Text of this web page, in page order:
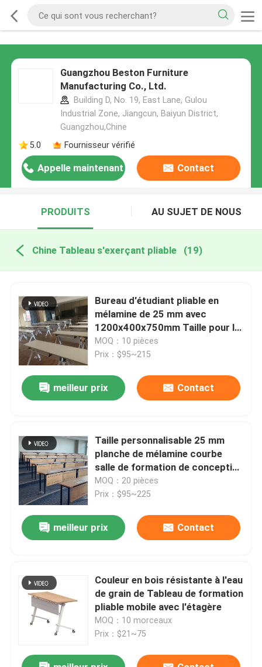
Guangzhou Beston Furniture
Manufacturing Co., Ltd.
Building D, No. 19, East Lane, Gulou
Industrial Zone, Jiangcun, Baiyun District,
Guangzhou,Chine
5.0
Fournisseur vérifié
Appelle maintenant Contact
PRODUITS AU SUJET DE NOUS
Chine Tableau s'exerçant pliable (19)
Bureau d'étudiant pliable en
mélamine de 25 mm avec
1200x400x750mm Taille pour la
table de formation en classe
MOQ：10 pièces
Prix：$95~215
meilleur prix Contact
Taille personnalisable 25 mm
planche de mélamine courbe
salle de formation de conception
Table pour les étudiants et les
conférences
MOQ：20 pièces
Prix：$95~225
meilleur prix Contact
Couleur en bois résistante à l'eau
de grain de Tableau de formation
pliable mobile avec l'étagère
MOQ：10 morceaux
Prix：$21~75